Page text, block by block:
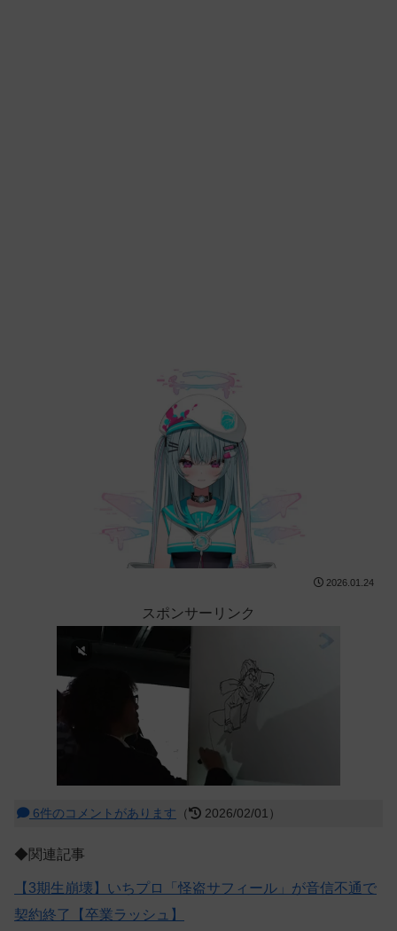
2026.01.24
スポンサーリンク
6件のコメントがあります （ 2026/02/01）
◆関連記事
【3期生崩壊】いちプロ「怪盗サフィール」が音信不通で
契約終了【卒業ラッシュ】